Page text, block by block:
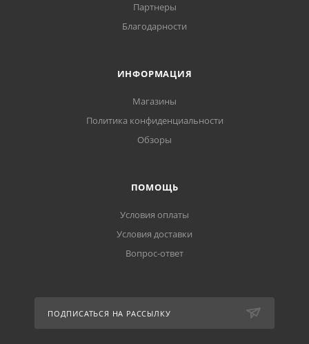
Партнеры
Благодарности
ИНФОРМАЦИЯ
Магазины
Политика конфиденциальности
Обзоры
ПОМОЩЬ
Условия оплаты
Условия доставки
Вопрос-ответ
ПОДПИСАТЬСЯ НА РАССЫЛКУ